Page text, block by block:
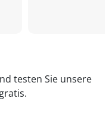
testen Sie unsere